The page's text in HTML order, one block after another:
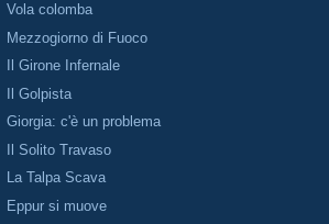
Vola colomba
Mezzogiorno di Fuoco
Il Girone Infernale
Il Golpista
Giorgia: c'è un problema
Il Solito Travaso
La Talpa Scava
Eppur si muove